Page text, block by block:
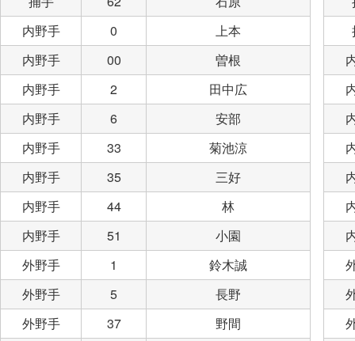
内野手
0
上本
内野手
00
曽根
内野手
2
田中広
内野手
6
安部
内野手
33
菊池涼
内野手
35
三好
内野手
44
林
内野手
51
小園
外野手
1
鈴木誠
外野手
5
長野
外野手
37
野間